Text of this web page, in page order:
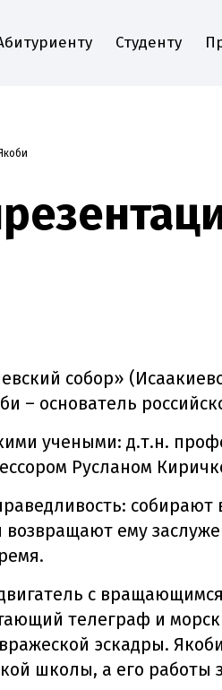
Студенту
собор»
– основатель
учеными: д.т.н.
Русланом
собирают
ему
с
телеграф и
эскадры.
школы, а его